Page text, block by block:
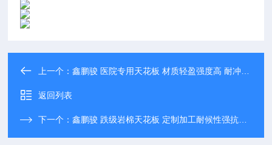
上一个：鑫鹏骏 医院专用天花板 材质轻盈强度高 耐冲击抗变形 大量批发
返回列表
下一个：鑫鹏骏 跌级岩棉天花板 定制加工耐候性强抗冲击不易变形实力保障